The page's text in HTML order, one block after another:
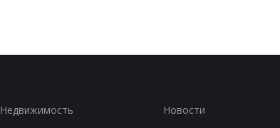
Недвижимость Новости